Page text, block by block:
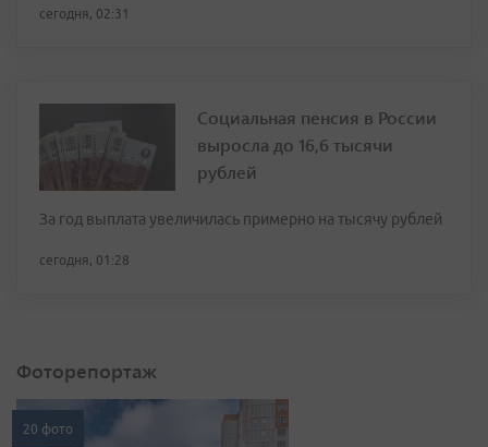
сегодня, 02:31
Социальная пенсия в России
выросла до 16,6 тысячи
рублей
За год выплата увеличилась примерно на тысячу рублей
сегодня, 01:28
Фоторепортаж
20 фото